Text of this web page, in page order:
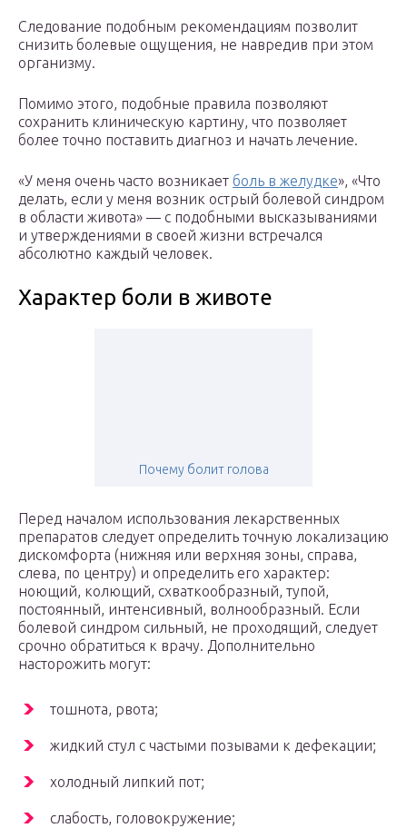
Следование подобным рекомендациям позволит
снизить болевые ощущения, не навредив при этом
организму.
Помимо этого, подобные правила позволяют
сохранить клиническую картину, что позволяет
более точно поставить диагноз и начать лечение.
«У меня очень часто возникает боль в желудке», «Что
делать, если у меня возник острый болевой синдром
в области живота» — с подобными высказываниями
и утверждениями в своей жизни встречался
абсолютно каждый человек.
Характер боли в животе
Почему болит голова
Перед началом использования лекарственных
препаратов следует определить точную локализацию
дискомфорта (нижняя или верхняя зоны, справа,
слева, по центру) и определить его характер:
ноющий, колющий, схваткообразный, тупой,
постоянный, интенсивный, волнообразный. Если
болевой синдром сильный, не проходящий, следует
срочно обратиться к врачу. Дополнительно
насторожить могут:
тошнота, рвота;
жидкий стул с частыми позывами к дефекации;
холодный липкий пот;
слабость, головокружение;